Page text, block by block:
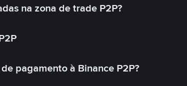
na zona de trade P2P?
pagamento à Binance P2P?